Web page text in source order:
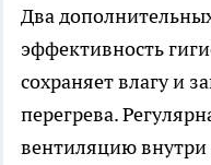
Два
эффективность
сохраняет влагу и
перегрева.
вентиляцию внутри